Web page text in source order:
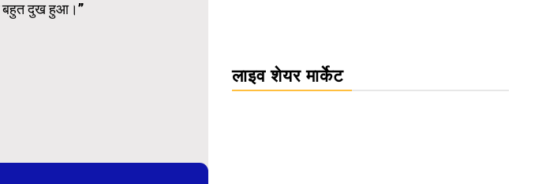
बहुत दुख हुआ।”
लाइव शेयर मार्केट